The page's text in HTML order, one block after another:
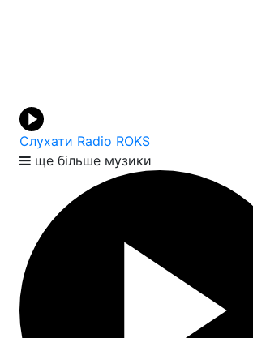
Слухати Radio ROKS
ще більше музики